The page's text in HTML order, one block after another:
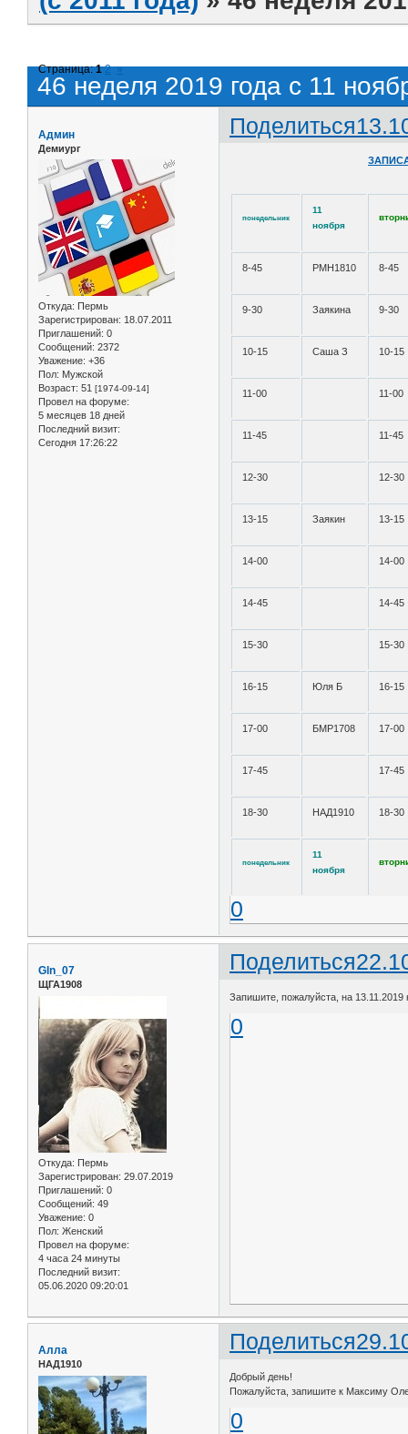
46 неделя 2019 года с 11
Страница:1 2 »
Поделиться
Админ
Демиург
Откуда: Пермь
Зарегистрирован: 18.07.2011
Приглашений: 0
Сообщений: 2372
Уважение: +36
Пол: Мужской
Возраст: 51 [1974-09-14]
Провел на форуме:
5 месяцев 18 дней
Последний визит:
Сегодня 17:26:22
понедельник
11
ноября
8-45 РМН1810 8-45
9-30 Заякина 9-30
10-15 Саша З 10-15
11-00 11-00
11-45 11-45
12-30 12-30
13-15 Заякин 13-15
14-00 14-00
14-45 14-45
15-30 15-30
16-15 Юля Б 16-15
17-00 БМР1708 17-00
17-45 17-45
18-30 НАД1910 18-30
понедельник
11
ноября
0
Поделиться
Gln_07
ЩГА1908
Откуда: Пермь
Зарегистрирован: 29.07.2019
Приглашений: 0
Сообщений: 49
Уважение: 0
Пол: Женский
Провел на форуме:
4 часа 24 минуты
Последний визит:
05.06.2020 09:20:01
Запишите, пожалуйста, на 13.11.2019
0
Поделиться
Алла
НАД1910
Добрый день!
Пожалуйста, запишите к Максиму
0